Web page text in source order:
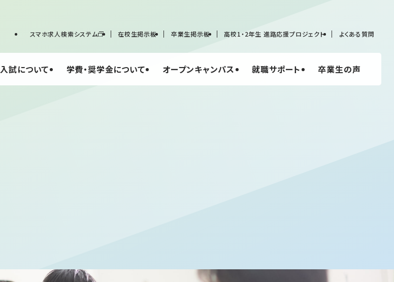
スマホ求人検索システム 在校生掲示板 卒業生掲示板 高校1・2年生 進路応援プロジェクト よくある質問
入試について 学費・奨学金について オープンキャンパス 就職サポート 卒業生の声